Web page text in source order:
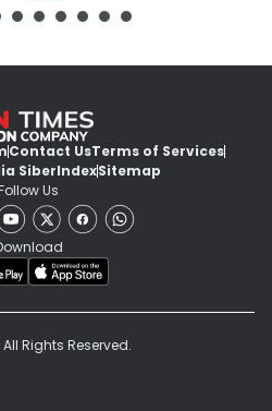
Contact UsTerms of Services
SiberIndexSitemap
Us
Rights Reserved.